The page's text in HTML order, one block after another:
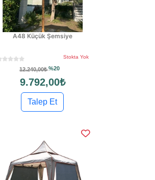
A48 Küçük Şemsiye
Stokta Yok
12.240,00₺%20
9.792,00₺
Talep Et